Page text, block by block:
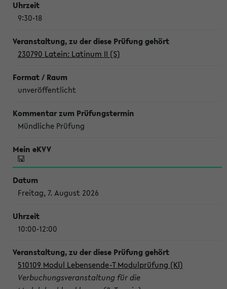
9:30-18
230790 Latein: Latinum II (S)
unveröffentlicht
Mündliche Prüfung
Freitag, 7. August 2026
10:00-12:00
510109 Modul Lebensende-T Modulprüfung (Kl)
Verbuchungsveranstaltung für die